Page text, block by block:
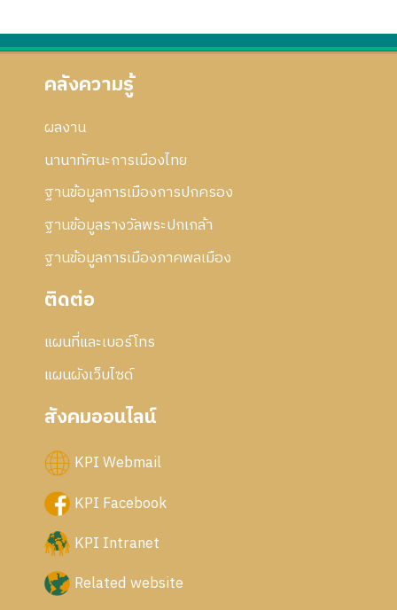
คลังความรู้
ผลงาน
นานาทัศนะการเมืองไทย
ฐานข้อมูลการเมืองการปกครอง
ฐานข้อมูลรางวัลพระปกเกล้า
ฐานข้อมูลการเมืองภาคพลเมือง
ติดต่อ
แผนที่และเบอร์โทร
แผนผังเว็บไซด์
สังคมออนไลน์
KPI Webmail
KPI Facebook
KPI Intranet
Related website